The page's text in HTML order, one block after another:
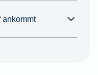
ankommt